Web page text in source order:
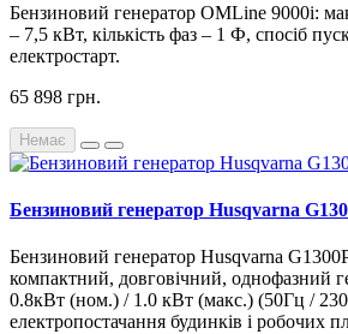
Бензиновий генератор OMLine 9000i:
– 7,5 кВт, кількість фаз – 1 Ф, спосіб
електростарт.
65 898 грн.
Немає
Бензиновий генератор Husqvarna
Бензиновий генератор Husqvarna
компактний, довговічний, однофазний
0.8кВт (ном.) / 1.0 кВт (макс.) (50Гц /
електропостачання будинків і робочих